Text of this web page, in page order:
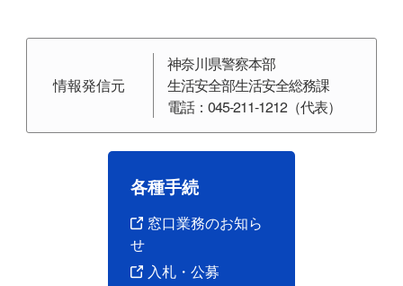
情報発信元
神奈川県警察本部
生活安全部生活安全総務課
電話：045-211-1212（代表）
各種手続
窓口業務のお知ら
せ
入札・公募